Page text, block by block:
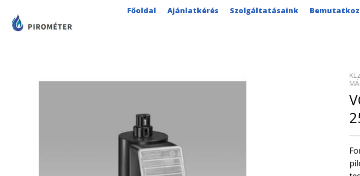
content
Főoldal Ajánlatkérés Szolgáltatásaink